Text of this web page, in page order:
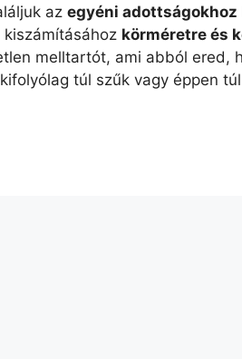
az egyéni adottságokhoz
kiszámításához körméretre és
melltartót, ami abból ered,
túl szűk vagy éppen